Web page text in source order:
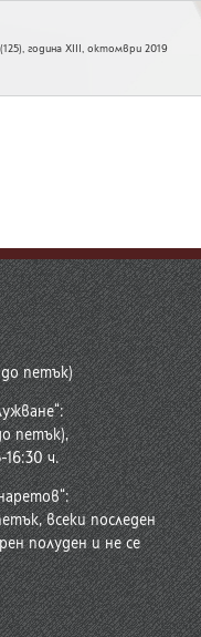
година XIII, октомври 2019
до петък)
петък),
16:30 ч.
всеки последен
полуден и не се